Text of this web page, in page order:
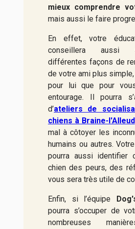
mieux comprendre
mais aussi le faire
En effet, votre
conseillera
différentes façons de
de votre ami plus
pour lui que pour
entourage. Il pourra
d’ateliers de
chiens à Braine-l'Alleud
mal à côtoyer les
humains ou autres.
pourra aussi identifier
chien des peurs, des
vous sera très utile de
Enfin, si l’équipe
pourra s’occuper de
nombreuses